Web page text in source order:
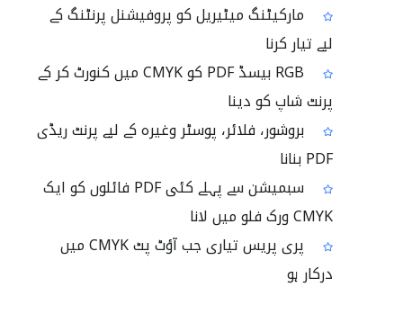
مارکیٹنگ میٹیریل کو پروفیشنل پرنٹنگ کے
لیے تیار کرنا
RGB بیسڈ PDF کو CMYK میں کنورٹ کر کے
پرنٹ شاپ کو دینا
بروشور، فلائر، پوسٹر وغیرہ کے لیے پرنٹ ریڈی
PDF بنانا
سبمیشن سے پہلے کئی PDF فائلوں کو ایک
CMYK ورک فلو میں لانا
پری پریس تیاری جب آؤٹ پٹ CMYK میں
درکار ہو